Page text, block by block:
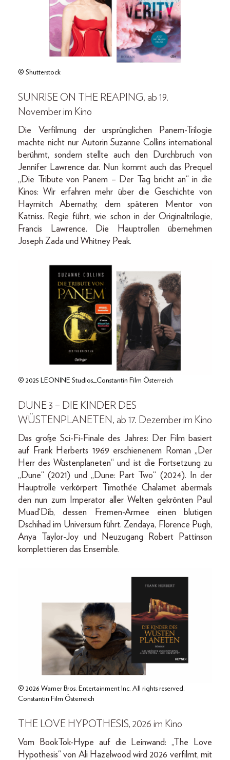
© Shutterstock
SUNRISE ON THE REAPING, ab 19.
November im Kino
Die Verfilmung der ursprünglichen Panem-Trilogie
machte nicht nur Autorin Suzanne Collins international
berühmt, sondern stellte auch den Durchbruch von
Jennifer Lawrence dar. Nun kommt auch das Prequel
„Die Tribute von Panem – Der Tag bricht an“ in die
Kinos: Wir erfahren mehr über die Geschichte von
Haymitch Abernathy, dem späteren Mentor von
Katniss. Regie führt, wie schon in der Originaltrilogie,
Francis Lawrence. Die Hauptrollen übernehmen
Joseph Zada und Whitney Peak.
© 2025 LEONINE Studios_Constantin Film Österreich
DUNE 3 – DIE KINDER DES
WÜSTENPLANETEN, ab 17. Dezember im Kino
Das große Sci-Fi-Finale des Jahres: Der Film basiert
auf Frank Herberts 1969 erschienenem Roman „Der
Herr des Wüstenplaneten“ und ist die Fortsetzung zu
„Dune“ (2021) und „Dune: Part Two“ (2024). In der
Hauptrolle verkörpert Timothée Chalamet abermals
den nun zum Imperator aller Welten gekrönten Paul
Muad‘Dib, dessen Fremen-Armee einen blutigen
Dschihad im Universum führt. Zendaya, Florence Pugh,
Anya Taylor-Joy und Neuzugang Robert Pattinson
komplettieren das Ensemble.
© 2026 Warner Bros. Entertainment Inc. All rights reserved.
Constantin Film Österreich
THE LOVE HYPOTHESIS, 2026 im Kino
Vom BookTok-Hype auf die Leinwand: „The Love
Hypothesis“ von Ali Hazelwood wird 2026 verfilmt, mit